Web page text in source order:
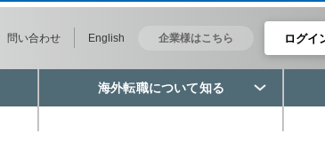
問い合わせ English 企業様はこちら ログイ
海外転職について知る